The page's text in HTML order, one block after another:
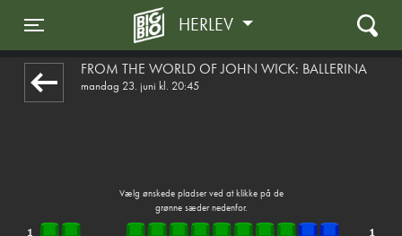
Toggle navigation
HERLEV
FROM THE WORLD OF JOHN WICK: BALLERINA
mandag 23. juni kl. 20:45
Vælg ønskede pladser ved at klikke på de
grønne sæder nedenfor.
1step-front02 063320